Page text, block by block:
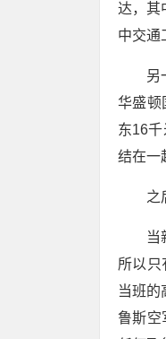
达，其
中交通
另
华盛顿
东16
结在一
之
当
所以只
当班的
鲁斯空